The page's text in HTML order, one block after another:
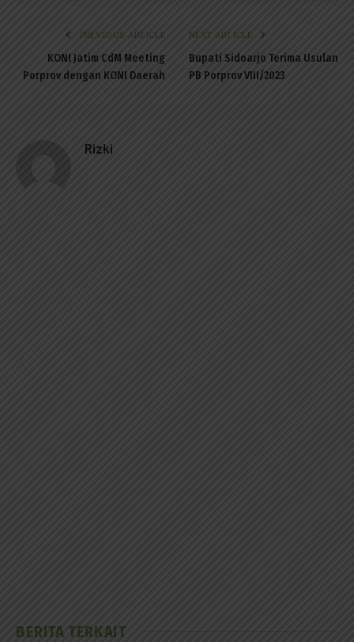
PREVIOUS ARTICLE
KONI Jatim CdM Meeting
Porprov dengan KONI Daerah
NEXT ARTICLE
Bupati Sidoarjo Terima Usulan
PB Porprov VIII/2023
Rizki
BERITA TERKAIT